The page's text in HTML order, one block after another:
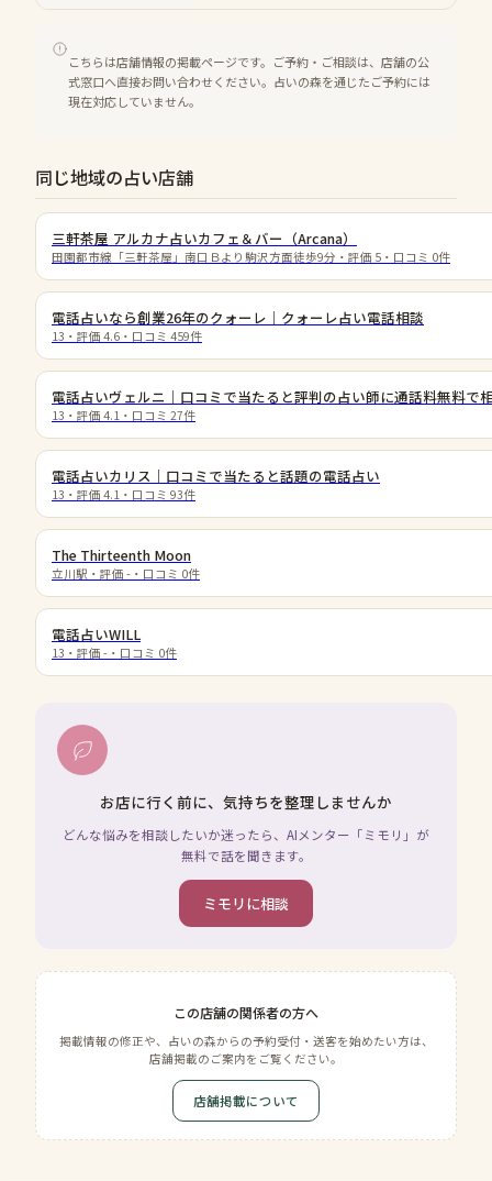
こちらは店舗情報の掲載ページです。ご予約・ご相談は、店舗の公
式窓口へ直接お問い合わせください。占いの森を通じたご予約には
現在対応していません。
同じ地域の占い店舗
三軒茶屋 アルカナ占いカフェ＆バー（Arcana）
田園都市線「三軒茶屋」南口Ｂより駒沢方面徒歩9分 ・評価 5 ・口コミ 0件
電話占いなら創業26年のクォーレ｜クォーレ占い電話相談
13 ・評価 4.6 ・口コミ 459件
電話占いヴェルニ｜口コミで当たると評判の占い師に通話料無料で
13 ・評価 4.1 ・口コミ 27件
電話占いカリス｜口コミで当たると話題の電話占い
13 ・評価 4.1 ・口コミ 93件
The Thirteenth Moon
立川駅 ・評価 - ・口コミ 0件
電話占いWILL
13 ・評価 - ・口コミ 0件
お店に行く前に、気持ちを整理しませんか
どんな悩みを相談したいか迷ったら、AIメンター「ミモリ」が
無料で話を聞きます。
ミモリに相談
この店舗の関係者の方へ
掲載情報の修正や、占いの森からの予約受付・送客を始めたい方は、
店舗掲載のご案内をご覧ください。
店舗掲載について